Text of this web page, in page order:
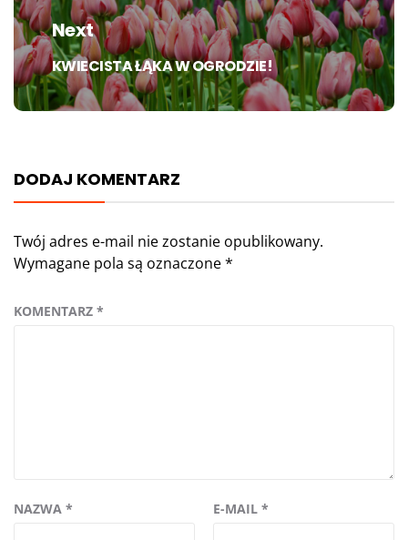
Next
Next
post:
KWIECISTA ŁĄKA W OGRODZIE!
DODAJ KOMENTARZ
Twój adres e-mail nie zostanie opublikowany.
Wymagane pola są oznaczone*
KOMENTARZ *
NAZWA * E-MAIL *